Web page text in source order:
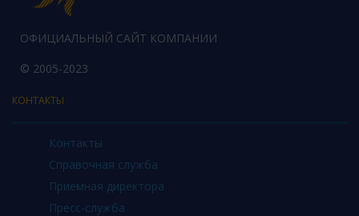
ОФИЦИАЛЬНЫЙ САЙТ КОМПАНИИ
© 2005-2023
КОНТАКТЫ
Контакты
Справочная служба
Приемная директора
Пресс-служба